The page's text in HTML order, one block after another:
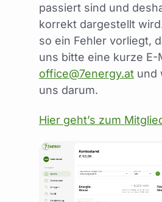
passiert sind und
korrekt dargestellt
so ein Fehler vorliegt,
uns bitte eine kurze E-
office@7energy.at und
uns darum.
Hier geht’s zum